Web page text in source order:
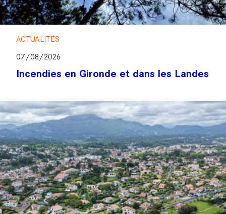
ACTUALITÉS
07/08/2026
Incendies en Gironde et dans les Landes